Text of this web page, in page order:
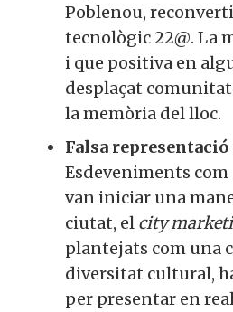
Poblenou,
tecnològic 22@. La
i que positiva en
desplaçat
la memòria del lloc.
Falsa
Esdeveniments
van iniciar una
ciutat, el city
plantejats com una
diversitat cultural,
per presentar en